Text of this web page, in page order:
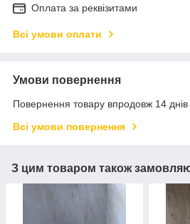
Оплата за реквізитами
Всі умови оплати
Умови повернення
Повернення товару впродовж 14
Всі умови повернення
З цим товаром також